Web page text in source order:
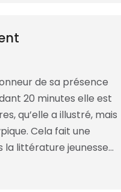
de sa présence
20 minutes elle est
qu’elle a illustré, mais
Cela fait une
la littérature jeunesse…